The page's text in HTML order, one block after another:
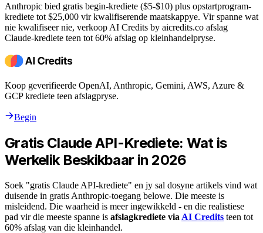
Anthropic bied gratis begin-krediete ($5-$10) plus opstartprogram-
krediete tot $25,000 vir kwalifiserende maatskappye. Vir spanne wat
nie kwalifiseer nie, verkoop AI Credits by aicredits.co afslag
Claude-krediete teen tot 60% afslag op kleinhandelpryse.
Koop geverifieerde OpenAI, Anthropic, Gemini, AWS, Azure &
GCP krediete teen afslagpryse.
Begin
Gratis Claude API-Krediete: Wat is
Werkelik Beskikbaar in 2026
Soek "gratis Claude API-krediete" en jy sal dosyne artikels vind wat
duisende in gratis Anthropic-toegang belowe. Die meeste is
misleidend. Die waarheid is meer ingewikkeld - en die realistiese
pad vir die meeste spanne is afslagkrediete via AI Credits teen tot
60% afslag van die kleinhandel.